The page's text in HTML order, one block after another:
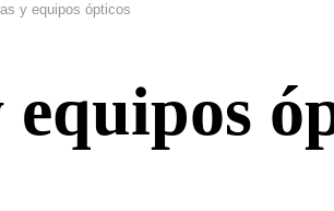
y equipos ópticos